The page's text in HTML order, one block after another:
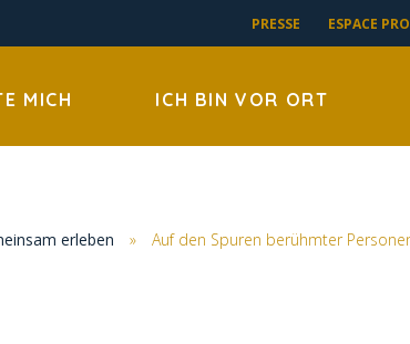
PRESSE ESPACE PRO
MICH ICH BIN VOR ORT
erleben » Auf den Spuren berühmter